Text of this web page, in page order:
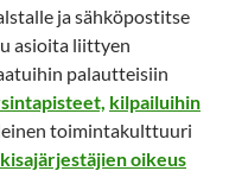
ja sähköpostitse
asioita liittyen
palautteisiin
kilpailuihin
toimintakulttuuri
oikeus